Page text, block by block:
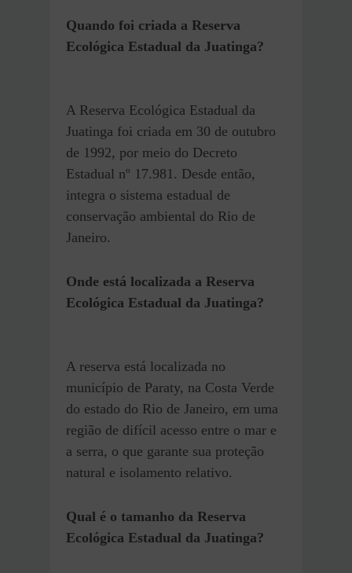
Quando foi criada a Reserva
Ecológica Estadual da Juatinga?
A Reserva Ecológica Estadual da
Juatinga foi criada em 30 de outubro
de 1992, por meio do Decreto
Estadual nº 17.981. Desde então,
integra o sistema estadual de
conservação ambiental do Rio de
Janeiro.
Onde está localizada a Reserva
Ecológica Estadual da Juatinga?
A reserva está localizada no
município de Paraty, na Costa Verde
do estado do Rio de Janeiro, em uma
região de difícil acesso entre o mar e
a serra, o que garante sua proteção
natural e isolamento relativo.
Qual é o tamanho da Reserva
Ecológica Estadual da Juatinga?